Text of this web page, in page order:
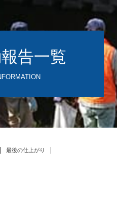
告一覧
最後の仕上がり